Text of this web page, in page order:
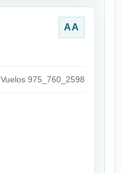
AA
Vuelos 975_760_2598